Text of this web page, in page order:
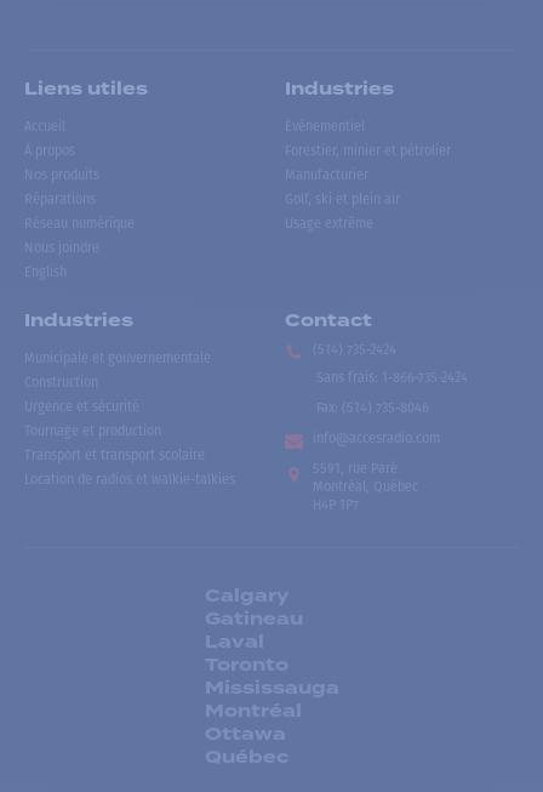
Liens utiles
Accueil
À propos
Nos produits
Réparations
Réseau numérique
Nous joindre
English
Industries
Événementiel
Forestier, minier et pétrolier
Manufacturier
Golf, ski et plein air
Usage extrême
Industries
Municipale et gouvernementale
Construction
Urgence et sécurité
Tournage et production
Transport et transport scolaire
Location de radios et walkie-talkies
Contact
(514) 735-2424
Sans frais
1-866-735-2424
Fax:
(514) 735-8046
info@accesradio.com
5591, rue Paré
Montréal, Québec
H4P 1P7
Calgary
Gatineau
Laval
Toronto
Mississauga
Montréal
Ottawa
Québec